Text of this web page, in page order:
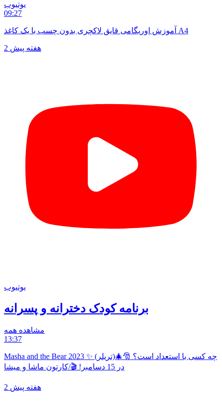
یوتیوب
09:27
آموزش اوریگامی قایق لاکچری بدون چسب با یک کاغذ A4
2 هفته پیش
یوتیوب
برنامه کودک دخترانه و پسرانه
مشاهده همه
13:37
Masha and the Bear 2023 ✨ چه کسی با استعداد است؟ 🎅🎄(تریلر)
در 15 دسامبر! 🎬/کارتون ماشا و میشا
2 هفته پیش